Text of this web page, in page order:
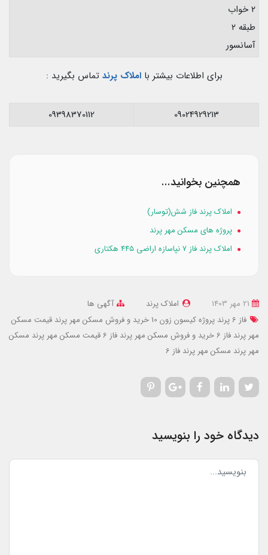
۲ خواب
طبقه ۲
آسانسور
برای اطلاعات بیشتر بااملاک پرند تماس بگیرید :
09024929213
09398370112
همچنین بخوانید...
املاک پرند فاز شش(توسار)
پروژه های مسکن مهر پرند
املاک پرند فاز ۷ نپاسازه اراضی ۴۴۵ هکتاری
املاک پرند
آگهی ها
فاز 6 پرند پروژه کیسون زون 10
خرید و فروش مسکن مهر پرند قیمت مسکن
مهر پرند فاز 6
خرید و فروش مسکن مهر پرند فاز 6 قیمت مسکن مهر پرند مسکن
مهر پرند مسکن مهر پرند فاز 6
دیدگاه خود را بنویسید